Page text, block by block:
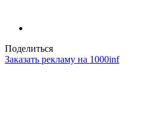
Поделиться
Заказать рекламу на 1000inf